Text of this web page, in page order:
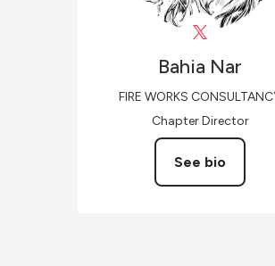
Bahia Nar
FIRE WORKS
Chapter Director
See bio